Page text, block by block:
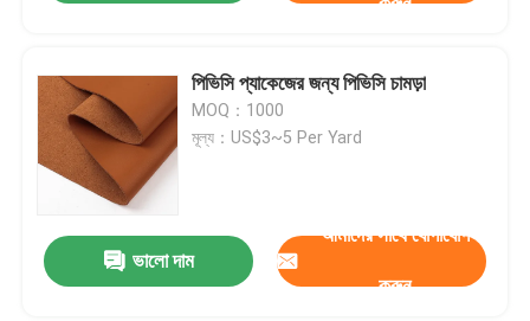
পিভিসি প্যাকেজের জন্য পিভিসি চামড়া
MOQ：1000
মূল্য：US$3~5 Per Yard
ভালো দাম
আমাদের সাথে যোগাযোগ
করুন